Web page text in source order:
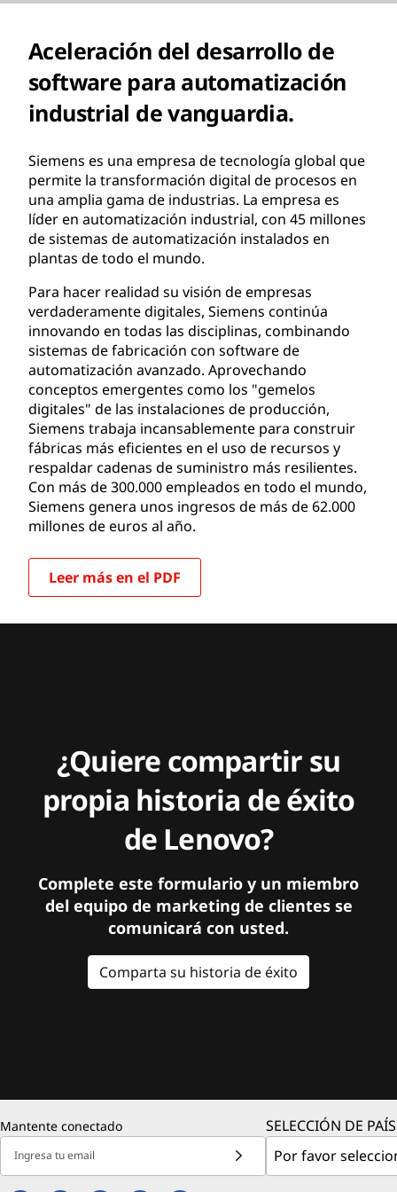
Aceleración del desarrollo de
software para automatización
industrial de vanguardia.
Siemens es una empresa de tecnología global que
permite la transformación digital de procesos en
una amplia gama de industrias. La empresa es
líder en automatización industrial, con 45 millones
de sistemas de automatización instalados en
plantas de todo el mundo.
Para hacer realidad su visión de empresas
verdaderamente digitales, Siemens continúa
innovando en todas las disciplinas, combinando
sistemas de fabricación con software de
automatización avanzado. Aprovechando
conceptos emergentes como los "gemelos
digitales" de las instalaciones de producción,
Siemens trabaja incansablemente para construir
fábricas más eficientes en el uso de recursos y
respaldar cadenas de suministro más resilientes.
Con más de 300.000 empleados en todo el mundo,
Siemens genera unos ingresos de más de 62.000
millones de euros al año.
Leer más en el PDF
¿Quiere compartir su
propia historia de éxito
de Lenovo?
Complete este formulario y un miembro
del equipo de marketing de clientes se
comunicará con usted.
Comparta su historia de éxito
Mantente conectado
Ingresa tu email
SELECCIÓN DE PAÍS